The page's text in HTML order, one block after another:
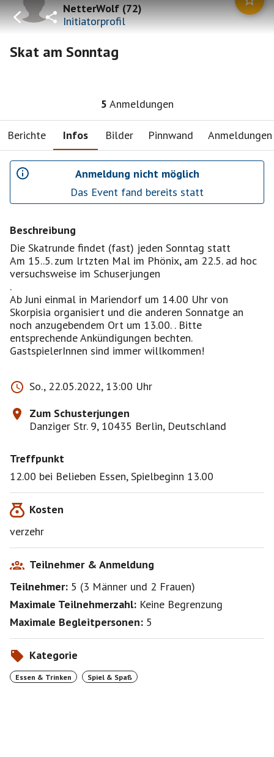
NetterWolf(72)
Initiatorprofil
Skat am Sonntag
5 Anmeldungen
Berichte Infos Bilder Pinnwand Anmeldungen
Anmeldung nicht möglich
Das Event fand bereits statt
Beschreibung
Die Skatrunde findet (fast) jeden Sonntag statt
Am 15..5. zum lrtzten Mal im Phönix, am 22.5. ad hoc
versuchsweise im Schuserjungen
.
Ab Juni einmal in Mariendorf um 14.00 Uhr von
Skorpisia organisiert und die anderen Sonnatge an
noch anzugebendem Ort um 13.00. . Bitte
entsprechende Ankündigungen bechten.
GastspielerInnen sind immer willkommen!
So., 22.05.2022, 13:00 Uhr
Zum Schusterjungen
Danziger Str. 9, 10435 Berlin, Deutschland
Treffpunkt
12.00 bei Belieben Essen, Spielbeginn 13.00
Kosten
verzehr
Teilnehmer & Anmeldung
Teilnehmer: 5 (3 Männer und 2 Frauen)
Maximale Teilnehmerzahl: Keine Begrenzung
Maximale Begleitpersonen: 5
Kategorie
Essen & Trinken Spiel & Spaß